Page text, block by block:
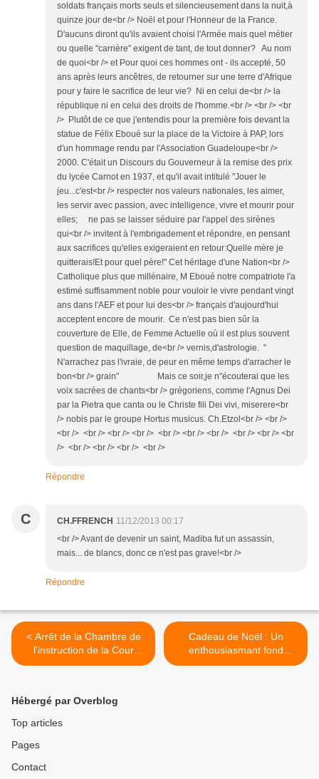
soldats français morts seuls et silencieusement dans la nuit,à
quinze jour de<br /> Noël et pour l'Honneur de la France.
D'aucuns diront qu'ils avaient choisi l'Armée mais quel métier
ou quelle "carrière" exigent de tant, de tout donner? Au nom
de quoi<br /> et Pour quoi ces hommes ont - ils accepté, 50
ans après leurs ancêtres, de retourner sur une terre d'Afrique
pour y faire le sacrifice de leur vie? Ni en celui de<br /> la
république ni en celui des droits de l'homme.<br /> <br /> <br
/> Plutôt de ce que j'entendis pour la première fois devant la
statue de Félix Eboué sur la place de la Victoire à PAP, lors
d'un hommage rendu par l'Association Guadeloupe<br />
2000. C'était un Discours du Gouverneur à la remise des prix
du lycée Carnot en 1937, et qu'il avait intitulé "Jouer le
jeu...c'est<br /> respecter nos valeurs nationales, les aimer,
les servir avec passion, avec intelligence, vivre et mourir pour
elles; ne pas se laisser séduire par l'appel des sirènes
qui<br /> invitent à l'embrigadement et répondre, en pensant
aux sacrifices qu'elles exigeraient en retour:Quelle mère je
quitterais!Et pour quel père!" Cet héritage d'une Nation<br />
Catholique plus que millénaire, M Eboué notre compatriote l'a
estimé suffisamment noble pour vouloir le vivre pendant vingt
ans dans l'AEF et pour lui des<br /> français d'aujourd'hui
acceptent encore de mourir. Ce n'est pas bien sûr la
couverture de Elle, de Femme Actuelle où il est plus souvent
question de maquillage, de<br /> vernis,d'astrologie. "
N'arrachez pas l'ivraie, de peur en même temps d'arracher le
bon<br /> grain" Mais ce soir,je n"écouterai que les
voix sacrées de chants<br /> grégoriens, comme l'Agnus Dei
par la Pietra que canta ou le Christe fili Dei vivi, miserere<br
/> nobis par le groupe Hortus musicus. Ch.Etzol<br /> <br />
<br /> <br /> <br /> <br /> <br /> <br /> <br /> <br /> <br /> <br
/> <br /> <br /> <br /> <br />
Répondre
C CH.FFRENCH 11/12/2013 00:17
<br /> Avant de devenir un saint, Madiba fut un assassin,
mais... de blancs, donc ce n'est pas grave!<br />
Répondre
< Arrêt de la Chambre de
l'instruction de la Cour
d'appel de Fort-de-France
Cadeau de Noël : Un
enthousiasmant fond
d'écran ( gratuit ). >
Hébergé par Overblog
Top articles
Pages
Contact